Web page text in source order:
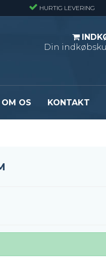
HURTIG LEVERING
Din
OM OS KONTAKT